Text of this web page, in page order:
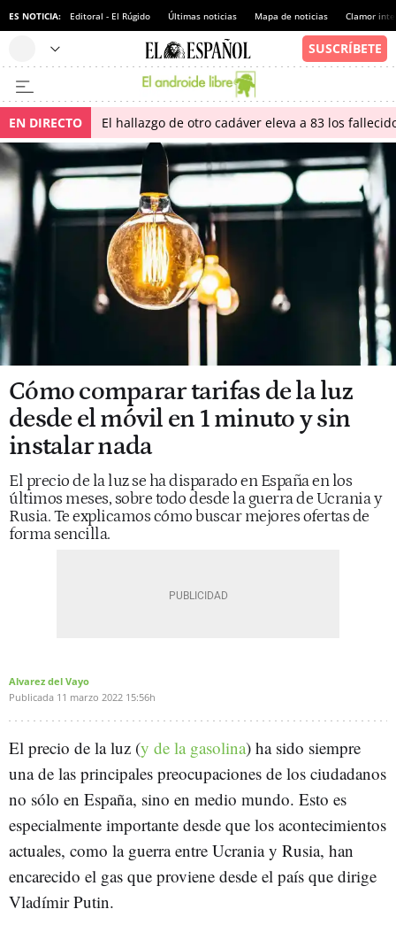
ES NOTICIA: Editoral - El Rúgido Últimas noticias Mapa de noticias Clamor
EN DIRECTO El hallazgo de otro cadáver eleva a 83 los
Cómo comparar tarifas de la luz
desde el móvil en 1 minuto y sin
instalar nada
El precio de la luz se ha disparado en España en los
últimos meses, sobre todo desde la guerra de Ucrania y
Rusia. Te explicamos cómo buscar mejores ofertas de
forma sencilla.
Alvarez del Vayo
Publicada 11 marzo 2022 15:56h
El precio de la luz (y de la gasolina) ha sido siempre
una de las principales preocupaciones de los ciudadanos
no sólo en España, sino en medio mundo. Esto es
especialmente importante desde que los acontecimientos
actuales, como la guerra entre Ucrania y Rusia, han
encarecido el gas que proviene desde el país que dirige
Vladímir Putin.